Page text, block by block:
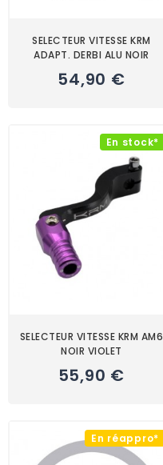
SELECTEUR VITESSE KRM
ADAPT. DERBI ALU NOIR
54,90 €
En stock*
SELECTEUR VITESSE KRM AM6
NOIR VIOLET
55,90 €
En réappro*